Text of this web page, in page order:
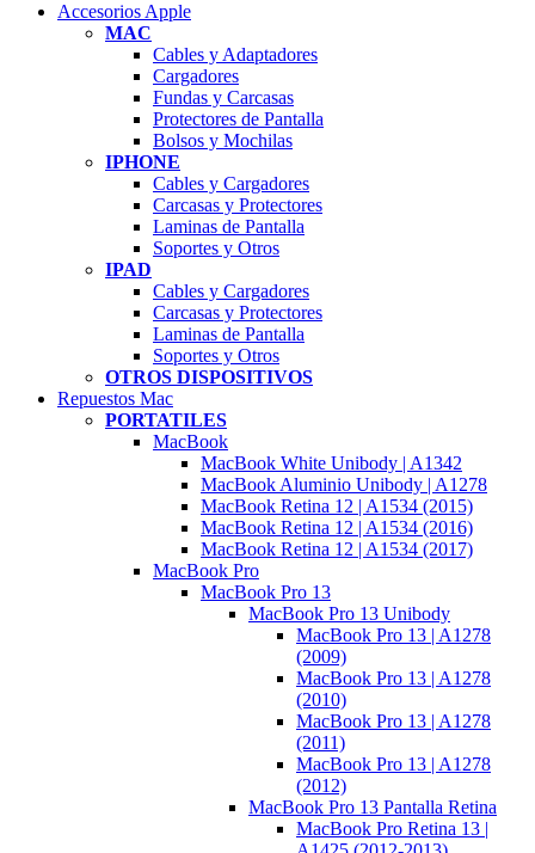
Accesorios Apple
MAC
Cables y Adaptadores
Cargadores
Fundas y Carcasas
Protectores de Pantalla
Bolsos y Mochilas
IPHONE
Cables y Cargadores
Carcasas y Protectores
Laminas de Pantalla
Soportes y Otros
IPAD
Cables y Cargadores
Carcasas y Protectores
Laminas de Pantalla
Soportes y Otros
OTROS DISPOSITIVOS
Repuestos Mac
PORTATILES
MacBook
MacBook White Unibody | A1342
MacBook Aluminio Unibody | A1278
MacBook Retina 12 | A1534 (2015)
MacBook Retina 12 | A1534 (2016)
MacBook Retina 12 | A1534 (2017)
MacBook Pro
MacBook Pro 13
MacBook Pro 13 Unibody
MacBook Pro 13 | A1278
(2009)
MacBook Pro 13 | A1278
(2010)
MacBook Pro 13 | A1278
(2011)
MacBook Pro 13 | A1278
(2012)
MacBook Pro 13 Pantalla Retina
MacBook Pro Retina 13 |